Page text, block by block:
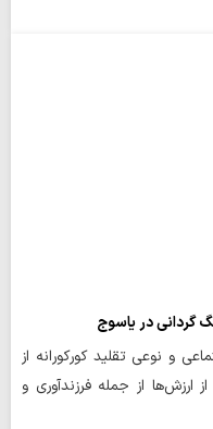
گردانی در یاسوج
و نوعی تقلید کورکورانه از
از جمله فرزندآوری و